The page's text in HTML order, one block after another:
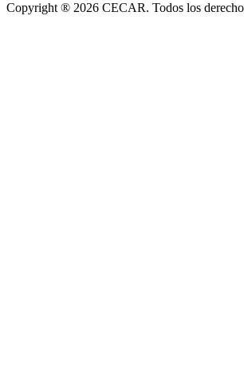
Copyright ® 2026 CECAR. Todos los